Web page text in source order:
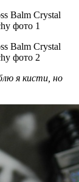
я кисти, но